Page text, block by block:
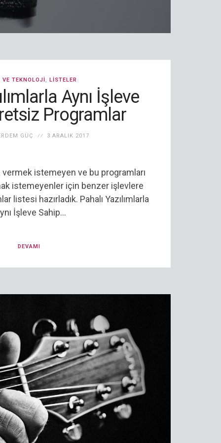
TEKNOLOJI, LISTELER
Aynı İşleve
Programlar
GÜÇ 3 ARALIK 2017
vermek istemeyen ve bu programları
istemeyenler için benzer işlevlere
listesi hazırladık. Pahalı Yazılımlarla
İşleve Sahip...
DEVAMI